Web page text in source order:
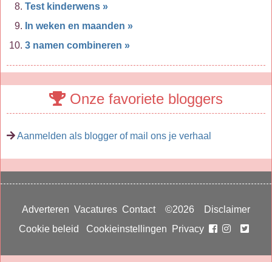
Test kinderwens »
In weken en maanden »
3 namen combineren »
Onze favoriete bloggers
Aanmelden als blogger of mail ons je verhaal
Adverteren Vacatures Contact ©2026
Disclaimer
Cookie beleid
Cookieinstellingen Privacy